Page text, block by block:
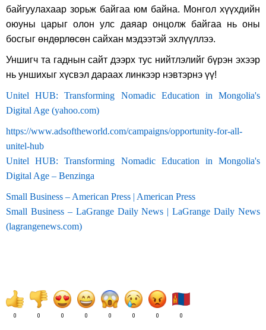
байгуулахаар зорьж байгаа юм байна. Монгол хүүхдийн
оюуны царыг олон улс даяар онцолж байгаа нь оны
босгыг өндөрлөсөн сайхан мэдээтэй эхлүүллээ.
Уншигч та гаднын сайт дээрх тус нийтлэлийг бүрэн эхээр
нь уншихыг хүсвэл дараах линкээр нэвтэрнэ үү!
Unitel HUB: Transforming Nomadic Education in Mongolia's
Digital Age (yahoo.com)
https://www.adsoftheworld.com/campaigns/opportunity-for-all-
unitel-hub
Unitel HUB: Transforming Nomadic Education in Mongolia's
Digital Age – Benzinga
Small Business – American Press | American Press
Small Business – LaGrange Daily News | LaGrange Daily News
(lagrangenews.com)
0 0 0 0 0 0 0 0